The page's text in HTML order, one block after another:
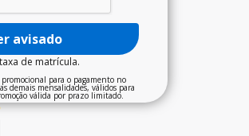
avisado
de matrícula.
para o pagamento no
demais mensalidades, válidos para
válida por prazo limitado.